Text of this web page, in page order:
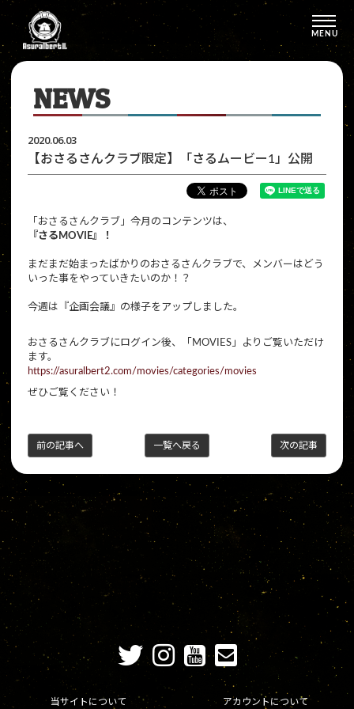
MENU
NEWS
2020.06.03
【おさるさんクラブ限定】「さるムービー1」公開
「おさるさんクラブ」今月のコンテンツは、
『さるMOVIE』！
まだまだ始まったばかりのおさるさんクラブで、メンバーはどう
いった事をやっていきたいのか！？
今週は『企画会議』の様子をアップしました。
おさるさんクラブにログイン後、「MOVIES」よりご覧いただけ
ます。
https://asuralbert2.com/movies/categories/movies
ぜひご覧ください！
次の記事
一覧へ戻る
前の記事へ
当サイトについて アカウントについて